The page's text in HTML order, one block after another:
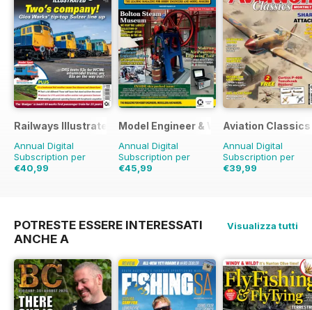
Railways Illustrated
Annual Digital
Subscription per
€40,99
Model Engineer & Workshop Magazine
Annual Digital
Subscription per
€45,99
Aviation
Annual Digital
Subscription per
€39,99
POTRESTE ESSERE INTERESSATI
ANCHE A
Visualizza tutti